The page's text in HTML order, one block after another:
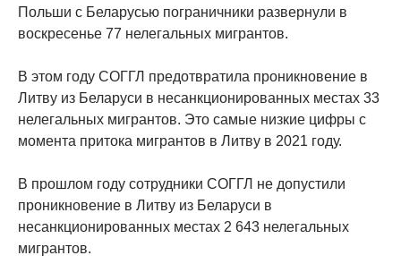
Польши с Беларусью пограничники развернули в
воскресенье 77 нелегальных мигрантов.
В этом году СОГГЛ предотвратила проникновение в
Литву из Беларуси в несанкционированных местах 33
нелегальных мигрантов. Это самые низкие цифры с
момента притока мигрантов в Литву в 2021 году.
В прошлом году сотрудники СОГГЛ не допустили
проникновение в Литву из Беларуси в
несанкционированных местах 2 643 нелегальных
мигрантов.